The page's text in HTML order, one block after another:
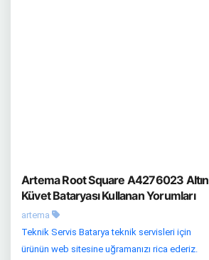
Artema Root Square A4276023 Altın
Küvet Bataryası Kullanan Yorumları
artema
Teknik Servis Batarya teknik servisleri için
ürünün web sitesine uğramanızı rica ederiz.